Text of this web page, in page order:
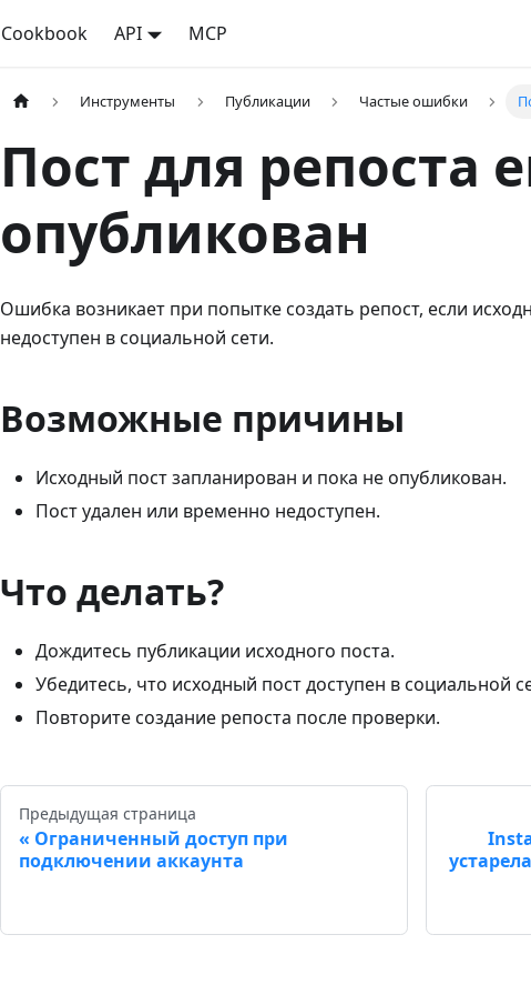
Cookbook API MCP
Инструменты Публикации Частые ошибки
Пост для репоста
опубликован
Ошибка возникает при попытке создать репост, если
недоступен в социальной сети.
Возможные причины
Исходный пост запланирован и пока не опубликован.
Пост удален или временно недоступен.
Что делать?
Дождитесь публикации исходного поста.
Убедитесь, что исходный пост доступен в социальной
Повторите создание репоста после проверки.
Предыдущая страница
Ограниченный доступ при
подключении аккаунта